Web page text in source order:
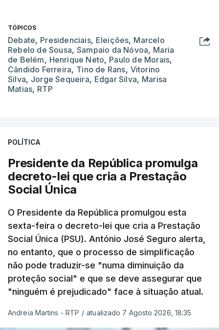
TÓPICOS
Debate, Presidenciais, Eleições, Marcelo
Rebelo de Sousa, Sampaio da Nóvoa, Maria
de Belém, Henrique Neto, Paulo de Morais,
Cândido Ferreira, Tino de Rans, Vitorino
Silva, Jorge Sequeira, Edgar Silva, Marisa
Matias, RTP
POLÍTICA
Presidente da República promulga
decreto-lei que cria a Prestação
Social Única
O Presidente da República promulgou esta
sexta-feira o decreto-lei que cria a Prestação
Social Única (PSU). António José Seguro alerta,
no entanto, que o processo de simplificação
não pode traduzir-se "numa diminuição da
proteção social" e que se deve assegurar que
"ninguém é prejudicado" face à situação atual.
Andreia Martins - RTP / atualizado 7 Agosto 2026, 18:35